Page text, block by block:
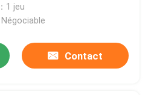
de chaleur
1 jeu
Négociable
Contact